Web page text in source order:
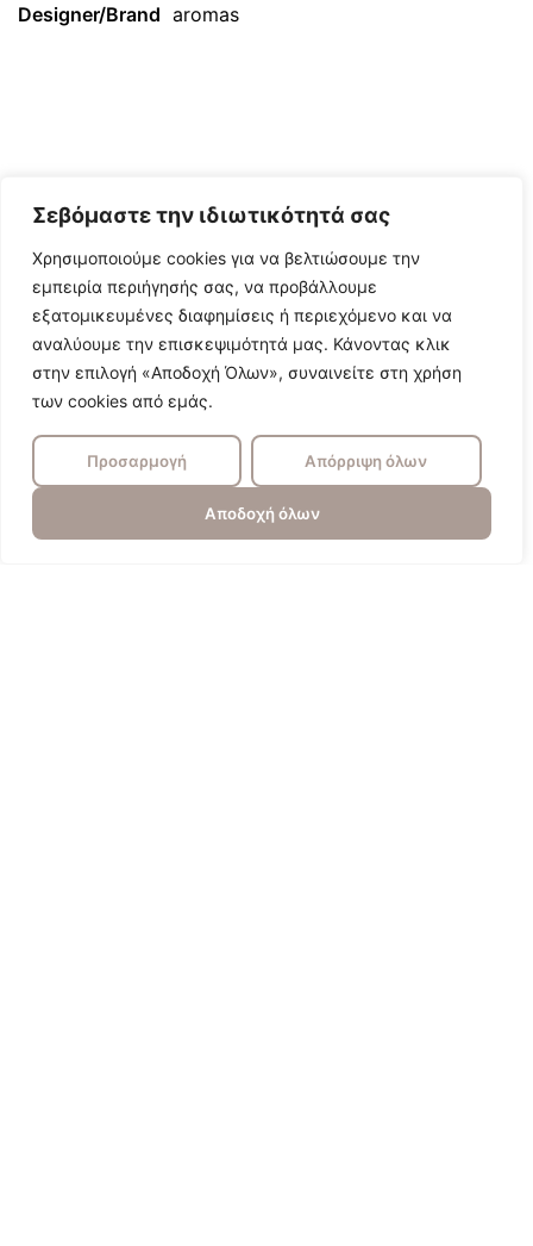
Σεβόμαστε την ιδιωτικότητά σας
Χρησιμοποιούμε cookies για να βελτιώσουμε την
εμπειρία περιήγησής σας, να προβάλλουμε
εξατομικευμένες διαφημίσεις ή περιεχόμενο και να
αναλύουμε την επισκεψιμότητά μας. Κάνοντας κλικ
στην επιλογή «Αποδοχή Όλων», συναινείτε στη χρήση
των cookies από εμάς.
Προσαρμογή Απόρριψη όλων
Αποδοχή όλων
Designer/Brand aromas